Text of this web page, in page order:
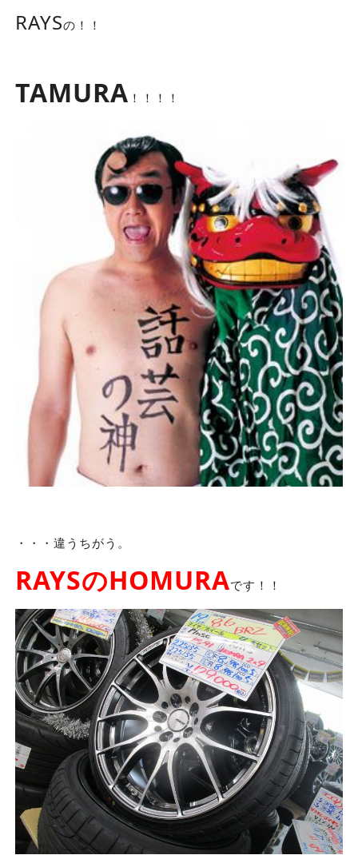
RAYSの！！
TAMURA ！！！！
・・・違うちがう。
RAYSのHOMURAです！！